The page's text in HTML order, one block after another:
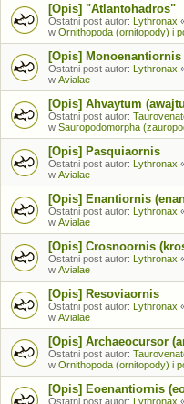
[Opis] "Atlantohadros"
Ostatni post autor: Lythronax
w Ornithopoda (ornitopody) i
[Opis] Monoenantiornis
Ostatni post autor: Lythronax
w Avialae
[Opis] Ahvaytum
Ostatni post autor:
w Sauropodomorpha
[Opis] Pasquiaornis
Ostatni post autor: Lythronax
w Avialae
[Opis] Enantiornis
Ostatni post autor: Lythronax
w Avialae
[Opis] Crosnoornis
Ostatni post autor: Lythronax
w Avialae
[Opis] Resoviaornis
Ostatni post autor: Lythronax
w Avialae
[Opis] Archaeocursor
Ostatni post autor:
w Ornithopoda (ornitopody) i
[Opis] Eoenantiornis
Ostatni post autor: Lythronax